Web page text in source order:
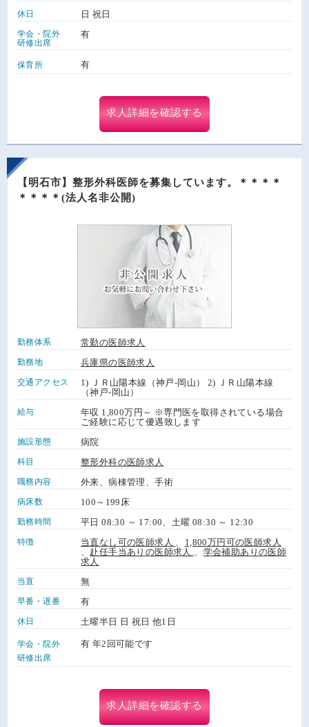
休日 日 祝日
学会・院外
研修出席
有
保育所 有
求人詳細を確認する
【明石市】整形外科医師を募集しています。＊＊＊＊
＊＊＊＊(法人名非公開)
勤務体系 常勤の医師求人
勤務地 兵庫県の医師求人
交通アクセス
1) ＪＲ山陽本線（神戸-岡山） 2) ＪＲ山陽本線
（神戸-岡山）
給与
年収 1,800万円～ ※専門医を取得されている場合
ご経験に応じて優遇致します
施設形態 病院
科目 整形外科の医師求人
職務内容 外来、病棟管理、手術
病床数 100～199床
勤務時間 平日 08:30 ～ 17:00、土曜 08:30 ～ 12:30
特徴 当直なし可の医師求人
1,800万円可の医師求人
赴任手当ありの医師求人
学会補助ありの医師
求人
当直 無
早番・遅番 有
休日 土曜半日 日 祝日 他1日
学会・院外
研修出席
有 年2回可能です
求人詳細を確認する